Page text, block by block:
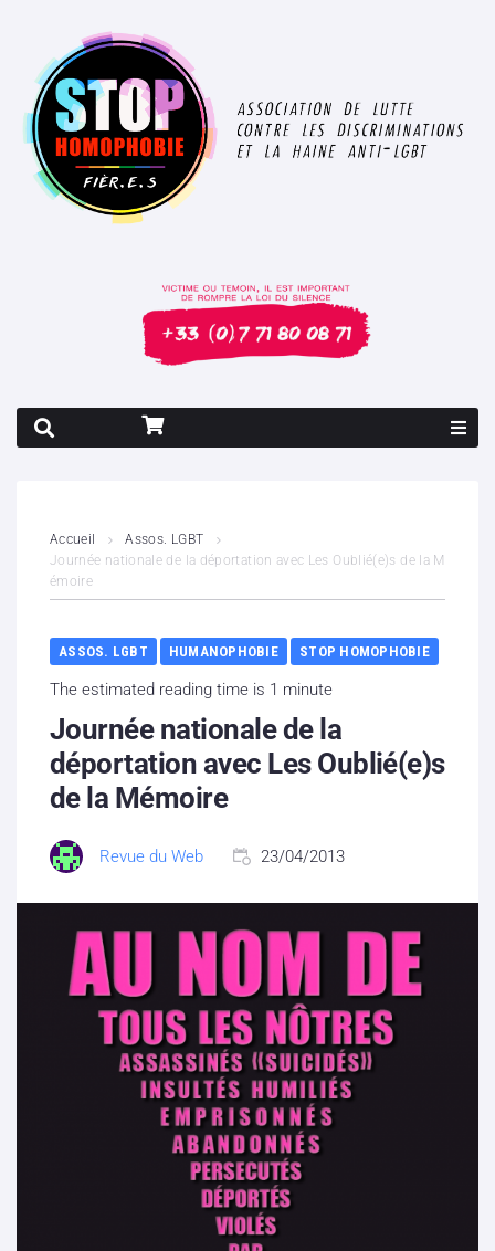
Contenus litigieux
Nous soutenir
Boutique
Partenaires
Contacts
Hébergement solidaire
Accueil
Assos. LGBT
Journée nationale de la déportation avec Les Oublié(e)s de la M
émoire
ASSOS. LGBT HUMANOPHOBIE STOP HOMOPHOBIE
The estimated reading time is 1 minute
Journée nationale de la
déportation avec Les Oublié(e)s
de la Mémoire
Revue du Web 23/04/2013